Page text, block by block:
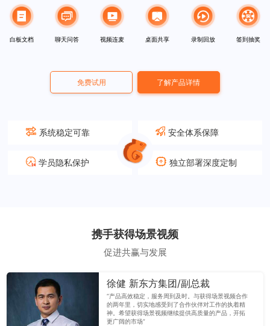
白板文档 聊天问答 视频连麦 桌面共享 录制回放 签到抽奖
免费试用 了解产品详情
系统稳定可靠 安全体系保障
学员隐私保护 独立部署深度定制
携手获得场景视频
促进共赢与发展
徐健 新东方集团/副总裁
“产品高效稳定，服务周到及时。与获得场景视频合作
的两年里，切实地感受到了合作伙伴对工作的执着精
神。希望获得场景视频继续提供高质量的产品，开拓
更广阔的市场”